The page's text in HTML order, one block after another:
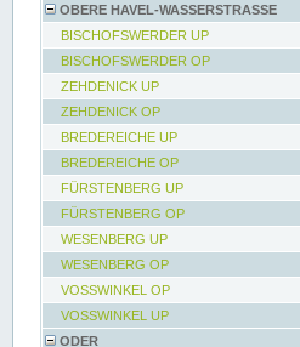
OBERE HAVEL-WASSERSTRASSE
BISCHOFSWERDER UP
BISCHOFSWERDER OP
ZEHDENICK UP
ZEHDENICK OP
BREDEREICHE UP
BREDEREICHE OP
FÜRSTENBERG UP
FÜRSTENBERG OP
WESENBERG UP
WESENBERG OP
VOSSWINKEL OP
VOSSWINKEL UP
ODER